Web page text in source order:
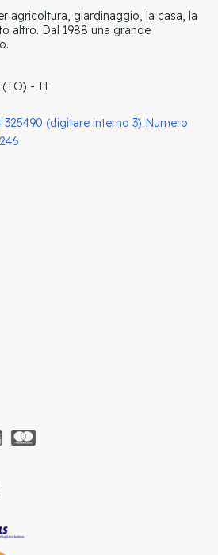
agricoltura, giardinaggio, la casa, la
altro. Dal 1988 una grande
(TO) - IT
325490 (digitare interno 3) Numero